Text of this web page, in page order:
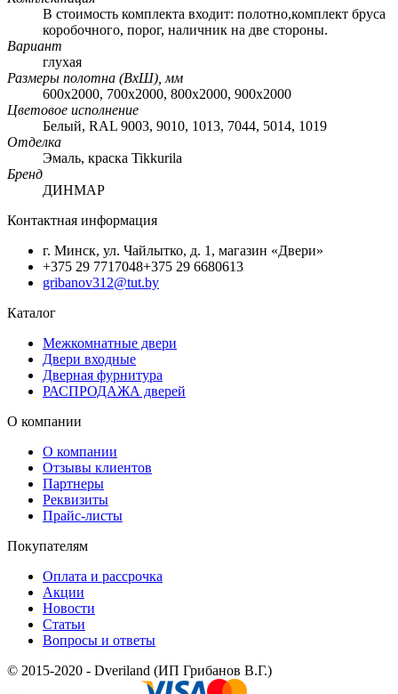
В стоимость комплекта входит: полотно,комплект бруса
коробочного, порог, наличник на две стороны.
Вариант
глухая
Размеры полотна (ВхШ), мм
600х2000, 700х2000, 800х2000, 900х2000
Цветовое исполнение
Белый, RAL 9003, 9010, 1013, 7044, 5014, 1019
Отделка
Эмаль, краска Tikkurila
Бренд
ДИНМАР
Контактная информация
г. Минск, ул. Чайлытко, д. 1, магазин «Двери»
+375 29 7717048+375 29 6680613
gribanov312@tut.by
Каталог
Межкомнатные двери
Двери входные
Дверная фурнитура
РАСПРОДАЖА дверей
О компании
О компании
Отзывы клиентов
Партнеры
Реквизиты
Прайс-листы
Покупателям
Оплата и рассрочка
Акции
Новости
Статьи
Вопросы и ответы
© 2015-2020 - Dveriland (ИП Грибанов В.Г.)